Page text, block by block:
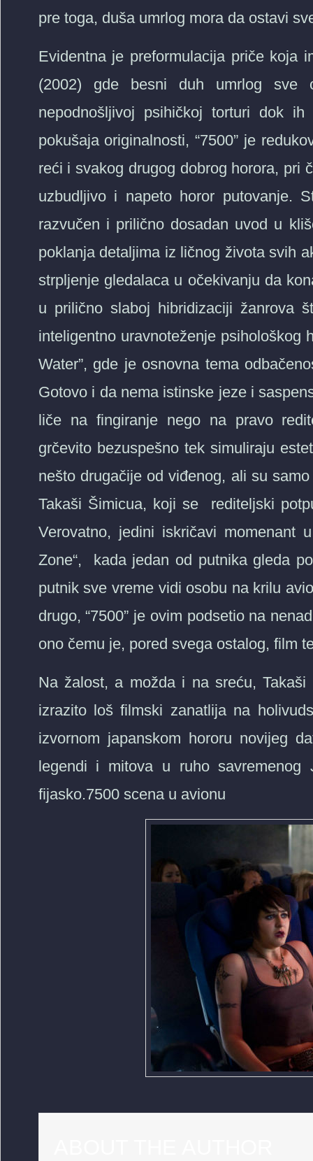
pre toga, duša umrlog mora da ostavi
Evidentna je preformulacija priče koja
(2002) gde besni duh umrlog
nepodnošljivoj psihičkoj torturi dok
pokušaja originalnosti, “7500” je
reći i svakog drugog dobrog horora, pri
uzbudljivo i napeto horor putovanje.
razvučen i prilično dosadan uvod u
poklanja detaljima iz ličnog života svih
strpljenje gledalaca u očekivanju da
u prilično slaboj hibridizaciji žanrova
inteligentno uravnoteženje psihološkog
Water”, gde je osnovna tema
Gotovo i da nema istinske jeze i
liče na fingiranje nego na pravo
grčevito bezuspešno tek simuliraju
nešto drugačije od viđenog, ali su
Takaši Šimicua, koji se rediteljski
Verovatno, jedini iskričavi momenant
Zone“, kada jedan od putnika gleda
putnik sve vreme vidi osobu na krilu
drugo, “7500” je ovim podsetio na
ono čemu je, pored svega ostalog, film
Na žalost, a možda i na sreću,
izrazito loš filmski zanatlija na
izvornom japanskom hororu novijeg
legendi i mitova u ruho
fijasko.7500 scena u avionu